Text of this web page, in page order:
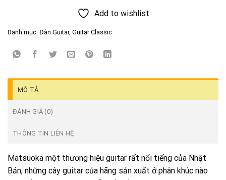
Add to wishlist
Danh mục: Đàn Guitar, Guitar Classic
MÔ TẢ
ĐÁNH GIÁ (0)
THÔNG TIN LIÊN HỆ
Matsuoka một thương hiệu guitar rất nổi tiếng của Nhật
Bản, những cây guitar của hãng sản xuất ở phân khúc nào